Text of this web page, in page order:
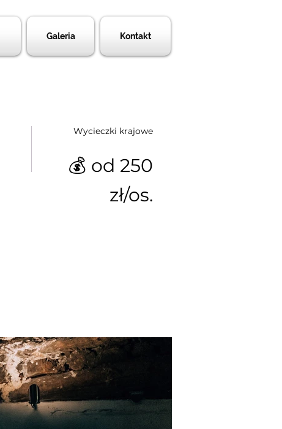
Galeria Kontakt
Wycieczki krajowe
💰 od 250
zł/os.